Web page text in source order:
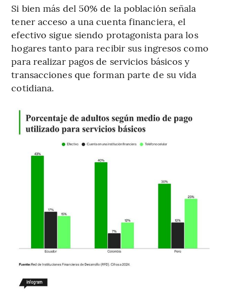
Si bien más del 50% de la población señala
tener acceso a una cuenta financiera, el
efectivo sigue siendo protagonista para los
hogares tanto para recibir sus ingresos como
para realizar pagos de servicios básicos y
transacciones que forman parte de su vida
cotidiana.